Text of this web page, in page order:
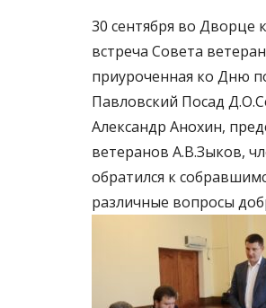
30 сентября во Дворце
встреча Совета
приуроченная ко Дню
Павловский Посад
Александр Анохин,
ветеранов А.В.Зыков,
обратился к
различные вопросы